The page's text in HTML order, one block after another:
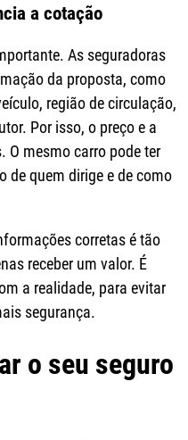
a cotação
As seguradoras
da proposta, como
região de circulação,
Por isso, o preço e a
O mesmo carro pode ter
de quem dirige e de como
corretas é tão
receber um valor. É
a realidade, para evitar
segurança.
o seu seguro